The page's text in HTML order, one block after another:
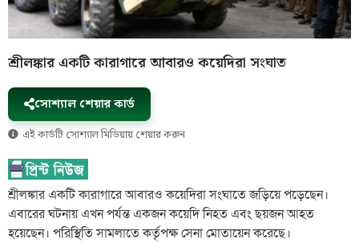
শ্রীলঙ্কার একটি কারাগারে আবারও কয়েদিরা সংঘাত
সোশ্যাল শেয়ার কার্ড
এই কার্ডটি সোশ্যাল মিডিয়ায় শেয়ার করুন
শ্রীলঙ্কার একটি কারাগারে আবারও কয়েদিরা সংঘাতে জড়িয়ে পড়েছেন।
এবারের ঘটনায় এখন পর্যন্ত একজন কয়েদি নিহত এবং ছয়জন আহত
হয়েছেন। পরিস্থিতি সামলাতে কর্তৃপক্ষ সেনা মোতায়েন করেছে।